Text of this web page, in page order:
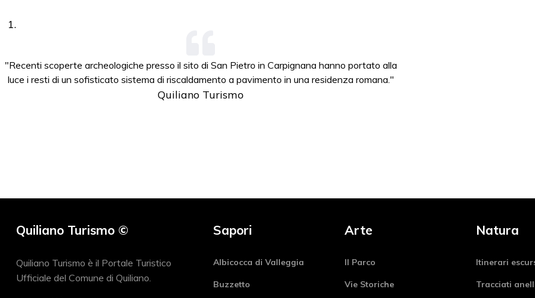
"Recenti scoperte archeologiche presso il sito di San Pietro in Carpignana hanno portato alla
luce i resti di un sofisticato sistema di riscaldamento a pavimento in una residenza romana."
Quiliano Turismo
Quiliano Turismo ©
Quiliano Turismo è il Portale Turistico
Ufficiale del Comune di Quiliano.
Sapori
Albicocca di Valleggia
Buzzetto
Arte
Il Parco
Vie Storiche
Natura
Itinerari
Tracciati